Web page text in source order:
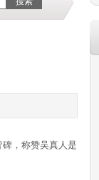
，称赞吴真人是